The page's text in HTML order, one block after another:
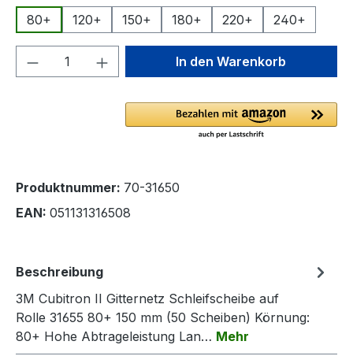
80+
120+ 150+ 180+ 220+ 240+
Produkt Anzahl: Gib denIn den Warenkorb
Produktnummer: 70-31650
EAN: 051131316508
Beschreibung
3M Cubitron II Gitternetz Schleifscheibe auf
Rolle 31655 80+ 150 mm (50 Scheiben) Körnung:
80+ Hohe Abtrageleistung Lan… Mehr